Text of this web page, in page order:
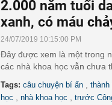
2.000 năm tuổi
xanh, có máu
24/07/2019 10:15:00 PM
Đây được xem là một trong
các nhà khoa học vẫn chưa
Tags: câu chuyện bí ẩn
học
nhà khoa học trước